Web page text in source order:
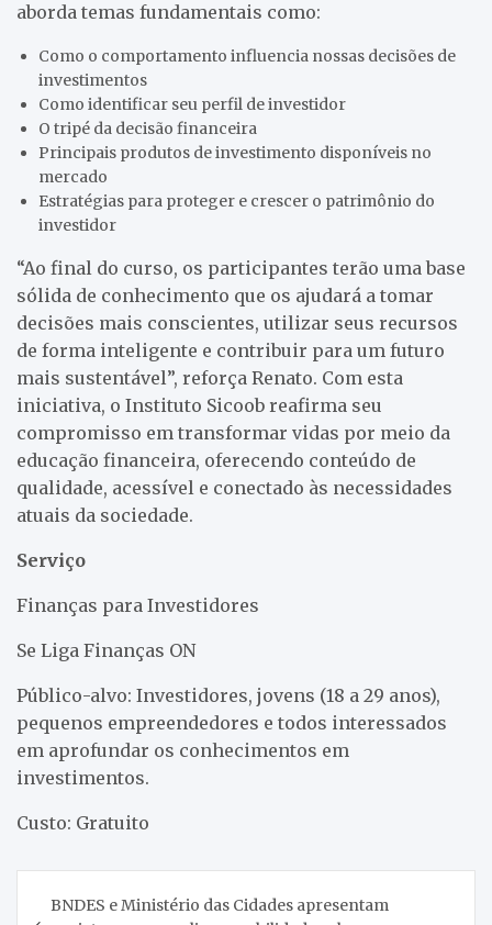
aborda temas fundamentais como:
Como o comportamento influencia nossas decisões de
investimentos
Como identificar seu perfil de investidor
O tripé da decisão financeira
Principais produtos de investimento disponíveis no
mercado
Estratégias para proteger e crescer o patrimônio do
investidor
“Ao final do curso, os participantes terão uma base
sólida de conhecimento que os ajudará a tomar
decisões mais conscientes, utilizar seus recursos
de forma inteligente e contribuir para um futuro
mais sustentável”, reforça Renato. Com esta
iniciativa, o Instituto Sicoob reafirma seu
compromisso em transformar vidas por meio da
educação financeira, oferecendo conteúdo de
qualidade, acessível e conectado às necessidades
atuais da sociedade.
Serviço
Finanças para Investidores
Se Liga Finanças ON
Público-alvo: Investidores, jovens (18 a 29 anos),
pequenos empreendedores e todos interessados
em aprofundar os conhecimentos em
investimentos.
Custo: Gratuito
BNDES e Ministério das Cidades apresentam